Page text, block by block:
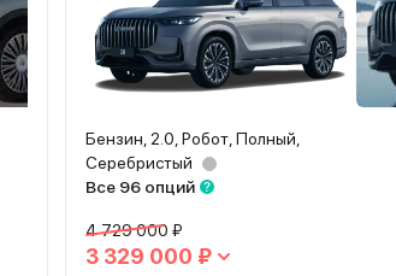
Бензин, 2.0, Робот, Полный,
Серебристый
Все 96 опций
4 729 000 ₽
3 329 000 ₽